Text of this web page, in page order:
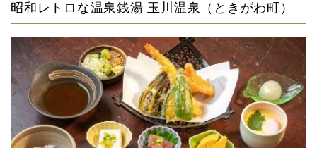
昭和レトロな温泉銭湯 玉川温泉（ときがわ町）